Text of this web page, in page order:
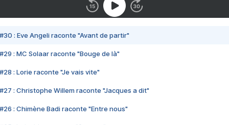
#30 : Eve Angeli raconte "Avant de partir"
#29 : MC Solaar raconte "Bouge de là"
#28 : Lorie raconte "Je vais vite"
#27 : Christophe Willem raconte "Jacques a dit"
#26 : Chimène Badi raconte "Entre nous"